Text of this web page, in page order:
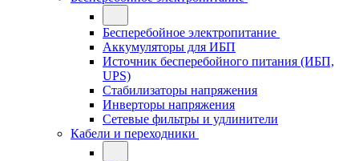
Бесперебойное электропитание
Аккумуляторы для ИБП
Источник бесперебойного питания (ИБП,
UPS)
Стабилизаторы напряжения
Инверторы напряжения
Сетевые фильтры и удлинители
Кабели и переходники